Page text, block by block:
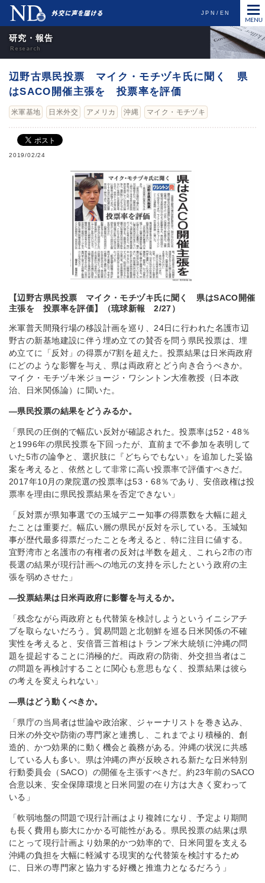
JPN EN
研究・報告
辺野古県民投票 マイク・モチヅキ氏に聞く 県
はSACO開催主張を 投票率を評価
米軍基地 日米外交 アメリカ 沖縄 マイク・モチヅキ
2019/02/24
【辺野古県民投票 マイク・モチヅキ氏に聞く 県はSACO開催
主張を 投票率を評価】（琉球新報 2/27）
米軍普天間飛行場の移設計画を巡り、24日に行われた名護市辺
野古の新基地建設に伴う埋め立ての賛否を問う県民投票は、埋
め立てに「反対」の得票が7割を超えた。投票結果は日米両政府
にどのような影響を与え、県は両政府とどう向き合うべきか。
マイク・モチヅキ米ジョージ・ワシントン大准教授（日本政
治、日米関係論）に聞いた。
―県民投票の結果をどうみるか。
「県民の圧倒的で幅広い反対が確認された。投票率は52・48％
と1996年の県民投票を下回ったが、直前まで不参加を表明して
いた5市の論争と、選択肢に『どちらでもない』を追加した妥協
案を考えると、依然として非常に高い投票率で評価すべきだ。
2017年10月の衆院選の投票率は53・68％であり、安倍政権は投
票率を理由に県民投票結果を否定できない」
「反対票が県知事選での玉城デニー知事の得票数を大幅に超え
たことは重要だ。幅広い層の県民が反対を示している。玉城知
事が歴代最多得票だったことを考えると、特に注目に値する。
宜野湾市と名護市の有権者の反対は半数を超え、これら2市の市
長選の結果が現行計画への地元の支持を示したという政府の主
張を弱めさせた」
―投票結果は日米両政府に影響を与えるか。
「残念ながら両政府とも代替策を検討しようというイニシアチ
ブを取らないだろう。貿易問題と北朝鮮を巡る日米関係の不確
実性を考えると、安倍晋三首相はトランプ米大統領に沖縄の問
題を提起することに消極的だ。両政府の防衛、外交担当者はこ
の問題を再検討することに関心も意思もなく、投票結果は彼ら
の考えを変えられない」
―県はどう動くべきか。
「県庁の当局者は世論や政治家、ジャーナリストを巻き込み、
日米の外交や防衛の専門家と連携し、これまでより積極的、創
造的、かつ効果的に動く機会と義務がある。沖縄の状況に共感
している人も多い。県は沖縄の声が反映される新たな日米特別
行動委員会（SACO）の開催を主張すべきだ。約23年前のSACO
合意以来、安全保障環境と日米同盟の在り方は大きく変わって
いる」
「軟弱地盤の問題で現行計画はより複雑になり、予定より期間
も長く費用も膨大にかかる可能性がある。県民投票の結果は県
にとって現行計画より効果的かつ効率的で、日米同盟を支える
沖縄の負担を大幅に軽減する現実的な代替策を検討するため
に、日米の専門家と協力する好機と推進力となるだろう」